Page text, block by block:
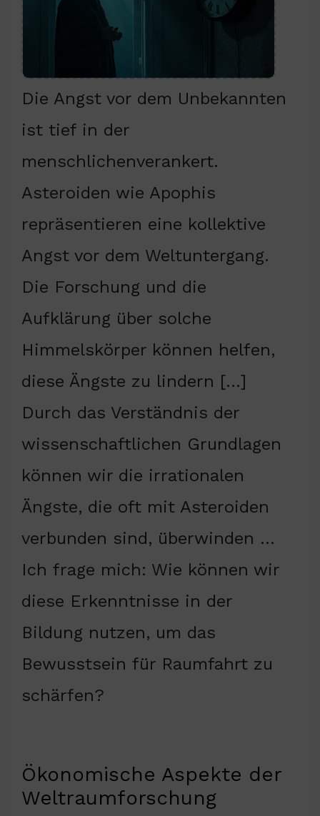
Die Angst vor dem Unbekannten
ist tief in der
menschlichenverankert.
Asteroiden wie Apophis
repräsentieren eine kollektive
Angst vor dem Weltuntergang.
Die Forschung und die
Aufklärung über solche
Himmelskörper können helfen,
diese Ängste zu lindern […]
Durch das Verständnis der
wissenschaftlichen Grundlagen
können wir die irrationalen
Ängste, die oft mit Asteroiden
verbunden sind, überwinden …
Ich frage mich: Wie können wir
diese Erkenntnisse in der
Bildung nutzen, um das
Bewusstsein für Raumfahrt zu
schärfen?
Ökonomische Aspekte der
Weltraumforschung